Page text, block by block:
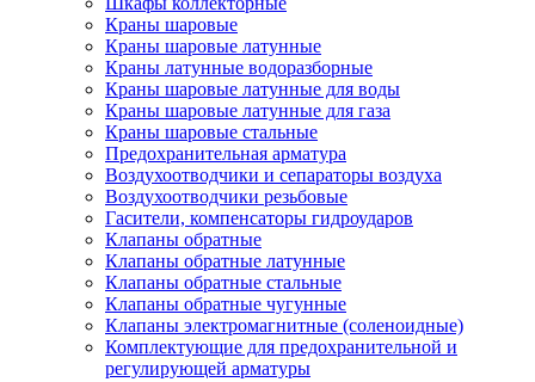
Краны шаровые
Краны шаровые латунные
Краны латунные водоразборные
Краны шаровые латунные для воды
Краны шаровые латунные для газа
Краны шаровые стальные
Предохранительная арматура
Воздухоотводчики и сепараторы воздуха
Воздухоотводчики резьбовые
Гасители, компенсаторы гидроударов
Клапаны обратные
Клапаны обратные латунные
Клапаны обратные стальные
Клапаны обратные чугунные
Клапаны электромагнитные (соленоидные)
Комплектующие для предохранительной и
регулирующей арматуры